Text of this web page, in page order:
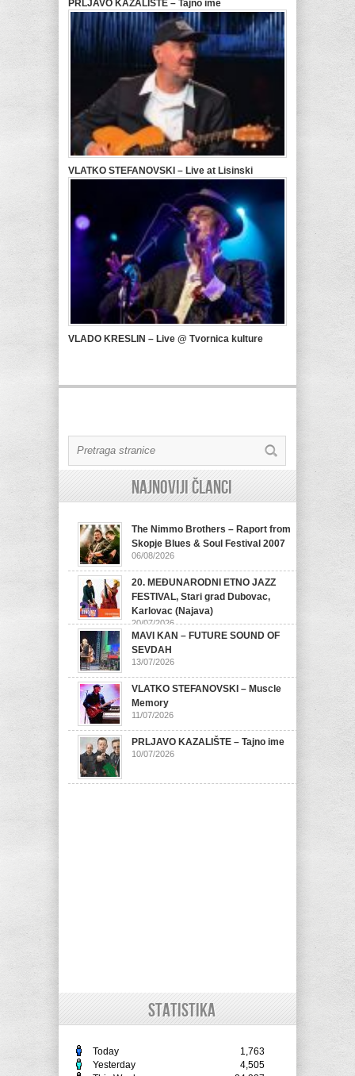
PRLJAVO KAZALIŠTE – Tajno ime
VLATKO STEFANOVSKI – Live at Lisinski
VLADO KRESLIN – Live @ Tvornica kulture
Najnoviji članci
The Nimmo Brothers – Raport from
Skopje Blues & Soul Festival 2007
06/08/2026
20. MEĐUNARODNI ETNO JAZZ
FESTIVAL, Stari grad Dubovac,
Karlovac (Najava)
20/07/2026
MAVI KAN – FUTURE SOUND OF
SEVDAH
13/07/2026
VLATKO STEFANOVSKI – Muscle
Memory
11/07/2026
PRLJAVO KAZALIŠTE – Tajno ime
10/07/2026
STATISTIKA
Today
1,763
Yesterday
4,505